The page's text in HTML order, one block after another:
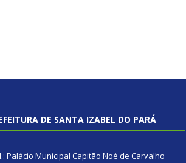
DE SANTA IZABEL DO PARÁ
Palácio Municipal Capitão Noé de Carvalho